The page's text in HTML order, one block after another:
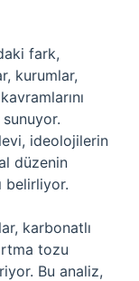
fark,
kurumlar,
ideolojilerin
düzenin
belirliyor.
karbonatlı
tozu
Bu analiz,